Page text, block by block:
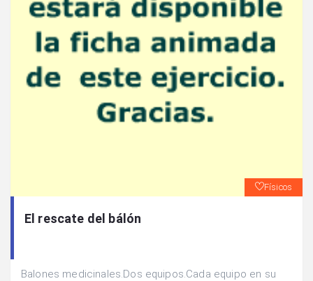
Físicos
El rescate del bálón
Balones medicinales.Dos equipos.Cada equipo en su